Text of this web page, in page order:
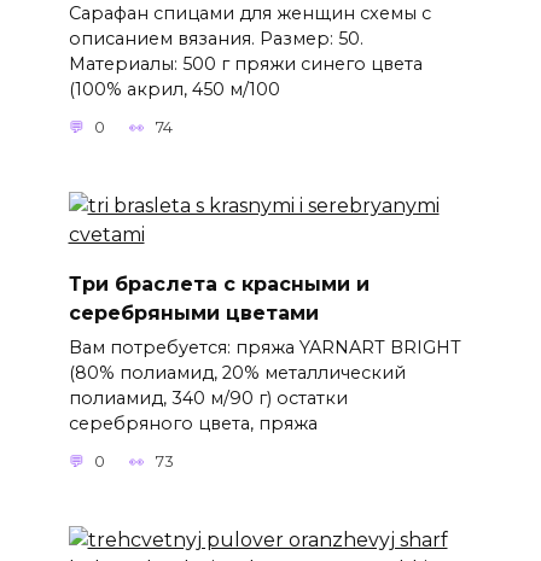
Сарафан спицами для женщин схемы с
описанием вязания. Размер: 50.
Материалы: 500 г пряжи синего цвета
(100% акрил, 450 м/100
0 74
Три браслета с красными и
серебряными цветами
Вам потребуется: пряжа YARNART BRIGHT
(80% полиамид, 20% металлический
полиамид, 340 м/90 г) остатки
серебряного цвета, пряжа
0 73